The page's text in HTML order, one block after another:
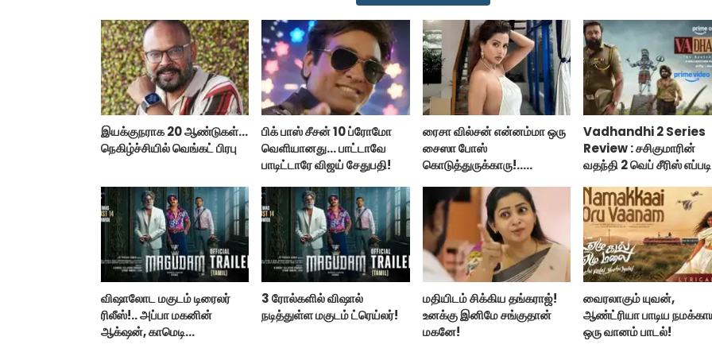
இயக்குநராக 20 ஆண்டுகள்...
நெகிழ்ச்சியில் வெங்கட் பிரபு
பிக் பாஸ் சீசன் 10 ப்ரோமோ
வெளியானது... பாட்டாவே
பாடிட்டாரே விஜய் சேதுபதி!
ரைசா வில்சன் என்னம்மா ஒரு
சைஸா போஸ்
கொடுத்துருக்காரு!..
Vadhandhi 2 Series
Review : சசிகுமாரின்
வதந்தி 2 வெப் சீரிஸ் எப்படி
விமர்சனம்!
விஷாலோட மகுடம் டிரைலர்
ரிலீஸ்!.. அப்பா மகனின்
ஆக்‌ஷன், காமெடி
3 ரோல்களில் விஷால்
நடித்துள்ள மகுடம் ட்ரெய்லர்!
மதியிடம் சிக்கிய தங்கராஜ்!
உனக்கு இனிமே சங்குதான்
மகனே!
வைரலாகும் யுவன்,
ஆண்ட்ரியா பாடிய
ஒரு வானம் பாடல்!